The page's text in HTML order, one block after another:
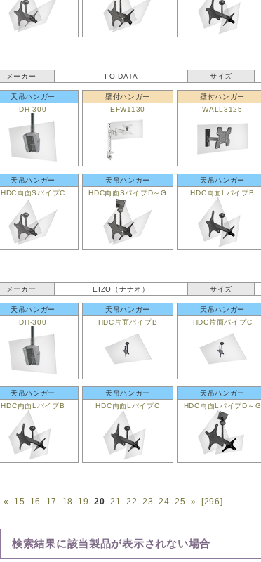
メーカー I-O DATA サイズ
天吊ハンガー
DH-300
壁付ハンガー
EFW1130
壁付ハンガー
WALL3125
天吊ハンガー
HDC両面SパイプC
天吊ハンガー
HDC両面SパイプD～G
天吊ハンガー
HDC両面LパイプB
メーカー EIZO（ナナオ） サイズ
天吊ハンガー
DH-300
天吊ハンガー
HDC片面パイプB
天吊ハンガー
HDC片面パイプC
天吊ハンガー
HDC両面LパイプB
天吊ハンガー
HDC両面LパイプC
天吊ハンガー
HDC両面LパイプD～G
« 15 16 17 18 19 20 21 22 23 24 25 » [296]
検索結果に該当製品が表示されない場合